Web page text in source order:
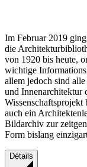
Im Februar 2019
die
von 1920 bis heute,
wichtige
allem jedoch sind
und Innenarchitektur
auch ein
Bildarchiv zur
Form bislang
Détails